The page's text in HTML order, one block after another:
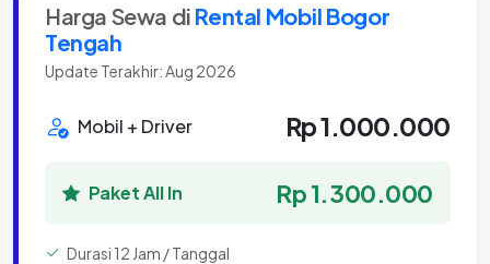
Harga Sewa di Rental Mobil Bogor
Tengah
Update Terakhir: Aug 2026
Mobil + Driver Rp 1.000.000
Paket All In Rp 1.300.000
Durasi 12 Jam / Tanggal